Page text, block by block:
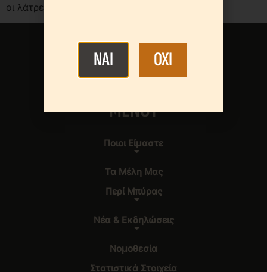
οι λάτρεις της […]
MENOY
Ποιοι Είμαστε
Τα Μέλη Μας
Περί Μπύρας
Νέα & Εκδηλώσεις
Νομοθεσία
Στατιστικά Στοιχεία
NAI OXI